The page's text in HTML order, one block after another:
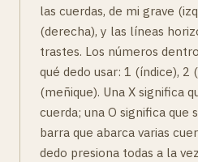
las cuerdas, de mi grave
(derecha), y las líneas
trastes. Los números
qué dedo usar: 1 (índice), 2
(meñique). Una X significa
cuerda; una O significa que
barra que abarca varias
dedo presiona todas a la